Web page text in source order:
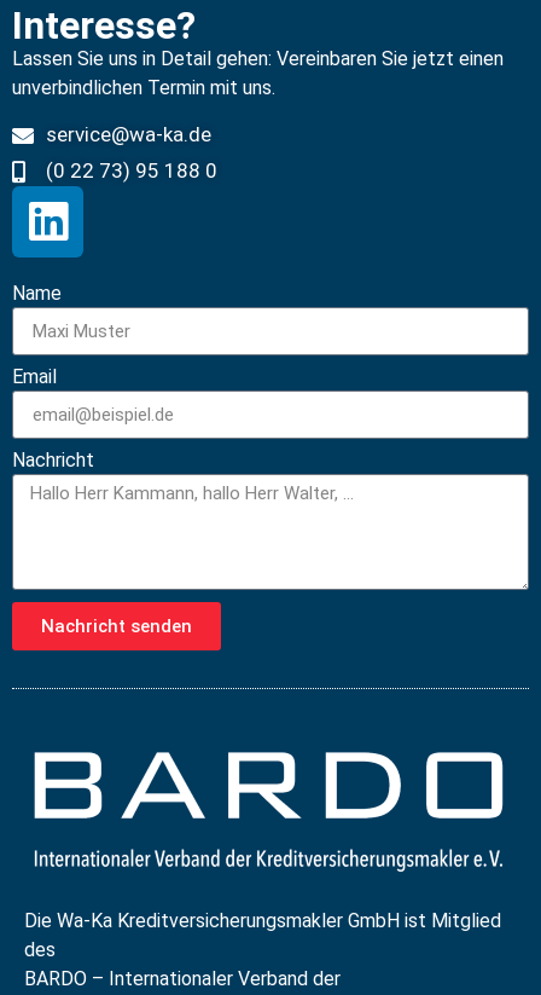
Interesse?
Lassen Sie uns in Detail gehen: Vereinbaren Sie jetzt einen
unverbindlichen Termin mit uns.
service@wa-ka.de
(0 22 73) 95 188 0
Name
Email
Nachricht
Nachricht senden
Die Wa-Ka Kreditversicherungsmakler GmbH ist Mitglied
des
BARDO – Internationaler Verband der